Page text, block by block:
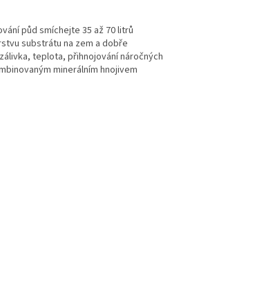
půd smíchejte 35 až 70 litrů
substrátu na zem a dobře
teplota, přihnojování náročných
minerálním hnojivem